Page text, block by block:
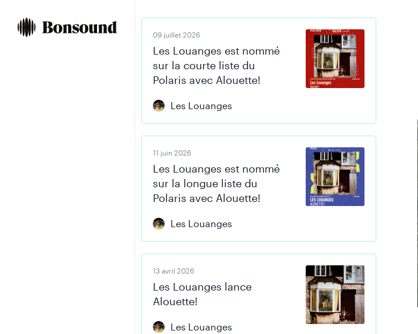
content
navigation
09 juillet 2026
Les Louanges est nommé
sur la courte liste du
Polaris avec Alouette!
Les Louanges
11 juin 2026
Les Louanges est nommé
sur la longue liste du
Polaris avec Alouette!
Les Louanges
13 avril 2026
Les Louanges lance
Alouette!
Les Louanges